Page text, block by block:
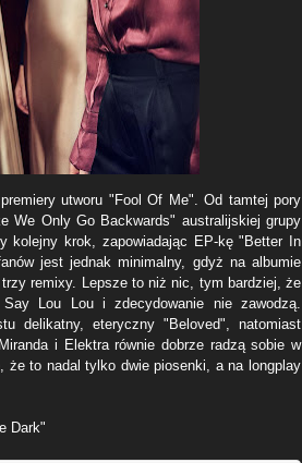
utworu "Fool Of Me". Od tamtej pory
We Only Go Backwards" australijskiej grupy
kolejny krok, zapowiadając EP-kę "Better In
jest jednak minimalny, gdyż na albumie
remixy. Lepsze to niż nic, tym bardziej, że
Lou Lou i zdecydowanie nie zawodzą.
delikatny, eteryczny "Beloved", natomiast
i Elektra równie dobrze radzą sobie w
że to nadal tylko dwie piosenki, a na longplay
Dark"